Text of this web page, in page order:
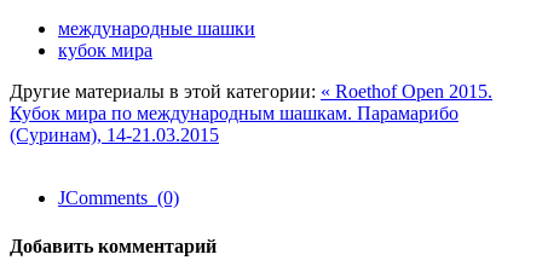
международные шашки
кубок мира
Другие материалы в этой категории: « Roethof Open 2015.
Кубок мира по международным шашкам. Парамарибо
(Суринам), 14-21.03.2015
JComments (0)
Добавить комментарий